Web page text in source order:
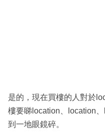
是的，現在買樓的人對於
樓要睇location、location
到一地眼鏡碎。